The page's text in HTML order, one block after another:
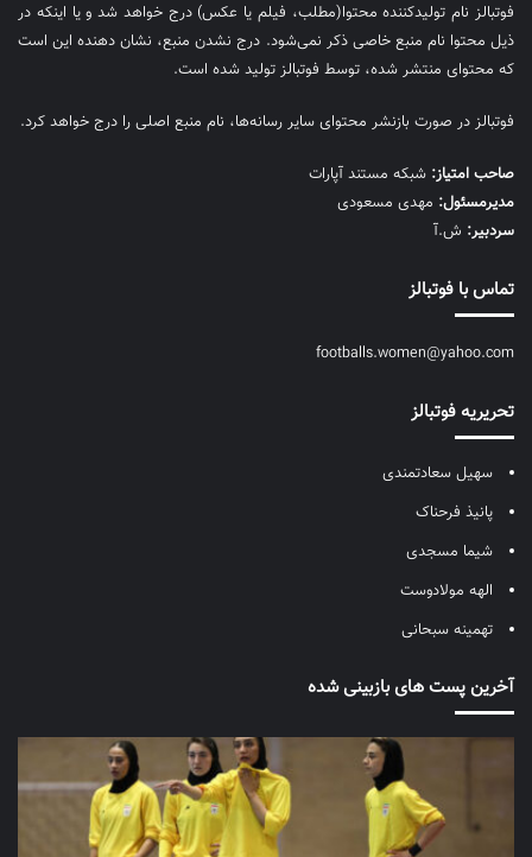
فوتبالز نام تولیدکننده محتوا(مطلب، فیلم یا عکس) درج خواهد شد و یا اینکه در
ذیل محتوا نام منبع خاصی ذکر نمی‌‎شود. درج نشدن منبع، نشان دهنده این است
که محتوای منتشر شده، توسط فوتبالز تولید شده است.
فوتبالز در صورت بازنشر محتوای سایر رسانه‌ها، نام منبع اصلی را درج خواهد کرد.
صاحب امتیاز: شبکه مستند آپارات
مديرمسئول: مهدی مسعودی
سردبیر: ش.آ
تماس با فوتبالز
footballs.women@yahoo.com
تحریریه فوتبالز
سهیل سعادتمندی
پانیذ فرحناک
شیما مسجدی
الهه مولادوست
تهمینه سبحانی
آخرین پست های بازبینی شده